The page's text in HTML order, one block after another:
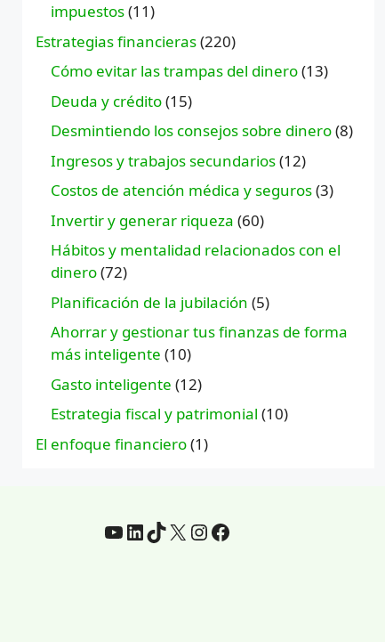
impuestos(11)
Estrategias financieras(220)
Cómo evitar las trampas del dinero(13)
Deuda y crédito(15)
Desmintiendo los consejos sobre dinero(8)
Ingresos y trabajos secundarios(12)
Costos de atención médica y seguros(3)
Invertir y generar riqueza (60)
Hábitos y mentalidad relacionados con el
dinero(72)
Planificación de la jubilación (5)
Ahorrar y gestionar tus finanzas de forma
más inteligente (10)
Gasto inteligente (12)
Estrategia fiscal y patrimonial (10)
El enfoque financiero(1)
YouTube
LinkedIn
TikTok
incógnita
Instagram
Facebook